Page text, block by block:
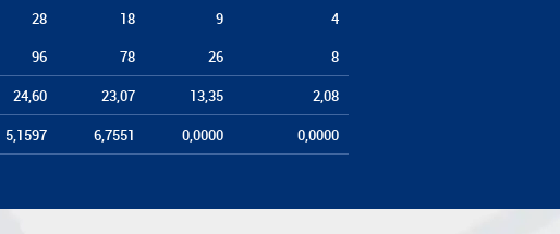
28 18 9 4
96 78 26 8
24,60 23,07 13,35 2,08
5,1597 6,7551 0,0000 0,0000